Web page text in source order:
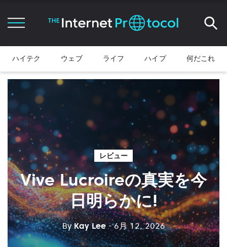
ハイテク ウェブ ライフ ハイプ 何だこれ
レビュー
Vive Lucroireの真実を今
日明らかに!
ByKay Lee - 6月 12, 2026